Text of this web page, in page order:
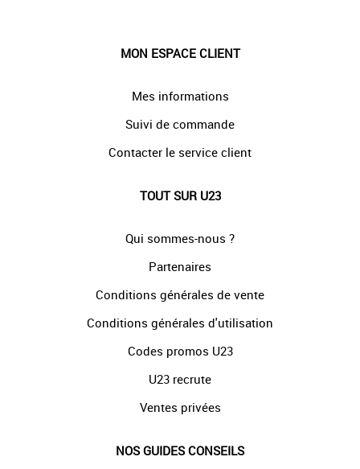
MON ESPACE CLIENT
Mes informations
Suivi de commande
Contacter le service client
TOUT SUR U23
Qui sommes-nous ?
Partenaires
Conditions générales de vente
Conditions générales d'utilisation
Codes promos U23
U23 recrute
Ventes privées
NOS GUIDES CONSEILS